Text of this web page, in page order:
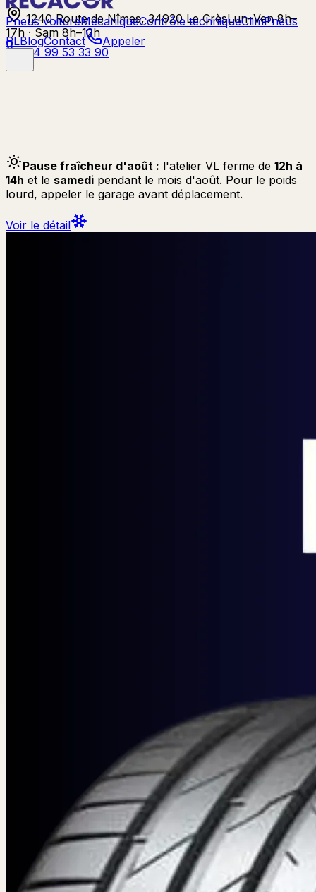
1240 Route de Nîmes, 34920 Le CrèsLun–Ven 8h–
17h · Sam 8h–12h
04 99 53 33 90
Pneus voitureMécaniqueContrôle techniqueClimPneus
PLBlogContact Appeler
Pause fraîcheur d'août : l'atelier VL ferme de 12h à
14h et le samedi pendant le mois d'août. Pour le poids
lourd, appeler le garage avant déplacement.
Voir le détail